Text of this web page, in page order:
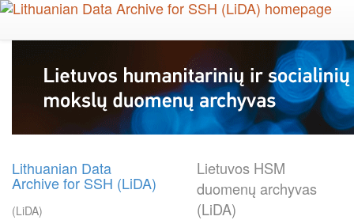
Skip
main
Lithuanian Data
Archive for SSH (LiDA)
(LiDA)
Lietuvos HSM
duomenų archyvas
(LiDA)